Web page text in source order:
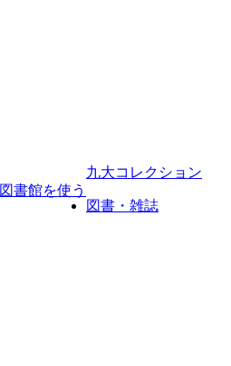
図書館を使う
九大コレクション
図書・雑誌